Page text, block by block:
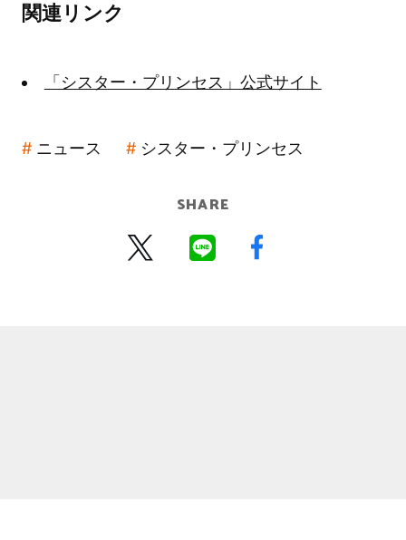
関連リンク
「シスター・プリンセス」公式サイト
ニュース シスター・プリンセス
SHARE